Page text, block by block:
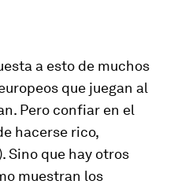
a esto de muchos
que juegan al
Pero confiar en el
hacerse rico,
Sino que hay otros
muestran los